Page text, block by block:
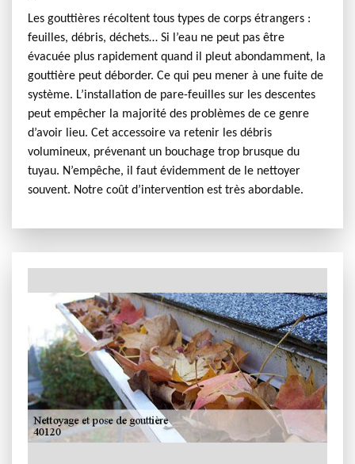
Les gouttières récoltent tous types de corps étrangers :
feuilles, débris, déchets… Si l’eau ne peut pas être
évacuée plus rapidement quand il pleut abondamment, la
gouttière peut déborder. Ce qui peu mener à une fuite de
système. L’installation de pare-feuilles sur les descentes
peut empêcher la majorité des problèmes de ce genre
d’avoir lieu. Cet accessoire va retenir les débris
volumineux, prévenant un bouchage trop brusque du
tuyau. N’empêche, il faut évidemment de le nettoyer
souvent. Notre coût d’intervention est très abordable.